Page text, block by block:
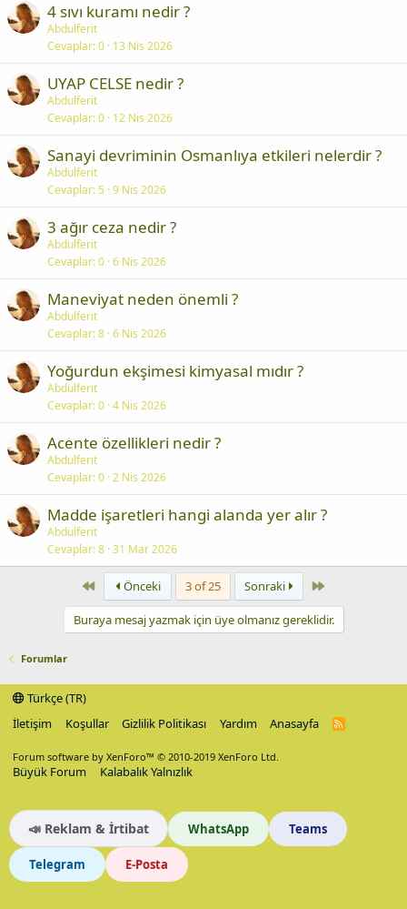
4 sıvı kuramı nedir ?
Abdulferit
Cevaplar 0 13 Nis 2026
UYAP CELSE nedir ?
Abdulferit
Cevaplar 0 12 Nis 2026
Sanayi devriminin Osmanlıya etkileri nelerdir ?
Abdulferit
Cevaplar 5 9 Nis 2026
3 ağır ceza nedir ?
Abdulferit
Cevaplar 0 6 Nis 2026
Maneviyat neden önemli ?
Abdulferit
Cevaplar 8 6 Nis 2026
Yoğurdun ekşimesi kimyasal mıdır ?
Abdulferit
Cevaplar 0 4 Nis 2026
Acente özellikleri nedir ?
Abdulferit
Cevaplar 0 2 Nis 2026
Madde işaretleri hangi alanda yer alır ?
Abdulferit
Cevaplar 8 31 Mar 2026
First Önceki 3 of 25 Sonraki Last
Buraya mesaj yazmak için üye olmanız gereklidir.
Forumlar
Türkçe (TR)
İletişim
Koşullar Gizlilik Politikası Yardım Anasayfa
R
Forum software by XenForo™ © 2010-2019 XenForo Ltd.
Büyük Forum Kalabalık Yalnızlık
📣 Reklam & İrtibat WhatsApp Teams
Telegram E-Posta